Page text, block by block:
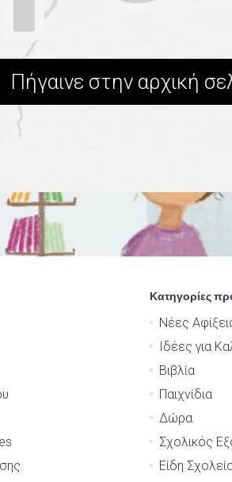
Πήγαινε στην αρχική
Κατηγορίες
Νέες
Ιδέες για
Βιβλία
Παιχνίδια
Δώρα
Σχολικός
Είδη